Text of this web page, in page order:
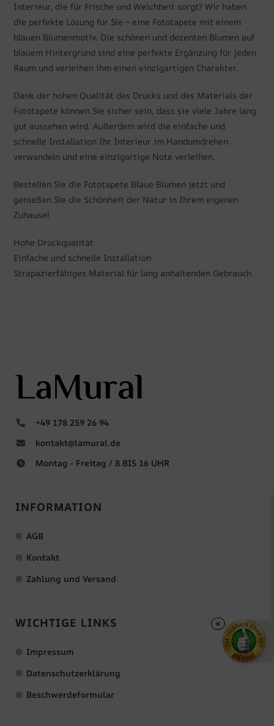
Interieur, die für Frische und Weichheit sorgt? Wir haben
die perfekte Lösung für Sie – eine Fototapete mit einem
blauen Blumenmotiv. Die schönen und dezenten Blumen auf
blauem Hintergrund sind eine perfekte Ergänzung für jeden
Raum und verleihen ihm einen einzigartigen Charakter.
Dank der hohen Qualität des Drucks und des Materials der
Fototapete können Sie sicher sein, dass sie viele Jahre lang
gut aussehen wird. Außerdem wird die einfache und
schnelle Installation Ihr Interieur im Handumdrehen
verwandeln und eine einzigartige Note verleihen.
Bestellen Sie die Fototapete Blaue Blumen jetzt und
genießen Sie die Schönheit der Natur in Ihrem eigenen
Zuhause!
Hohe Druckqualität
Einfache und schnelle Installation
Strapazierfähiges Material für lang anhaltenden Gebrauch
+49 178 259 26 94
kontakt@lamural.de
Montag - Freitag / 8 BIS 16 UHR
INFORMATION
AGB
Kontakt
Zahlung und Versand
WICHTIGE LINKS
Impressum
Datenschutzerklärung
Beschwerdeformular
×